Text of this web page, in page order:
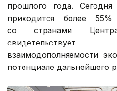
прошлого года.
приходится более 55%
со странами
взаимодополняемости
потенциале дальнейшего